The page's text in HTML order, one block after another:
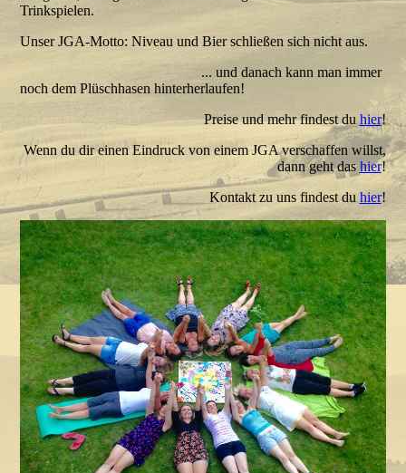
Trinkspielen.
Unser JGA-Motto: Niveau und Bier schließen sich nicht aus.
... und danach kann man immer
noch dem Plüschhasen hinterherlaufen!
Preise und mehr findest du hier!
Wenn du dir einen Eindruck von einem JGA verschaffen willst,
dann geht dashier!
Kontakt zu uns findest du hier!